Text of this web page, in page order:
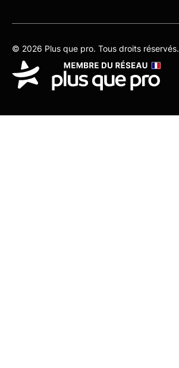
© 2026 Plus que pro. Tous droits réservés.